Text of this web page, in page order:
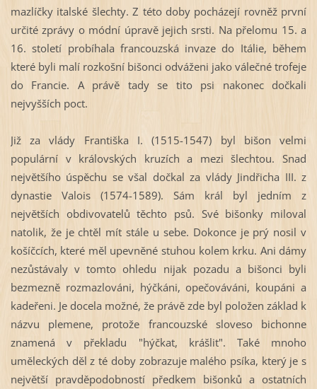
mazlíčky italské šlechty. Z této doby pocházejí rovněž první
určité zprávy o módní úpravě jejich srsti. Na přelomu 15. a
16. století probíhala francouzská invaze do Itálie, během
které byli malí rozkošní bišonci odváženi jako válečné trofeje
do Francie. A právě tady se tito psi nakonec dočkali
nejvyšších poct.
Již za vlády Františka I. (1515-1547) byl bišon velmi
populární v královských kruzích a mezi šlechtou. Snad
největšího úspěchu se všal dočkal za vlády Jindřicha III. z
dynastie Valois (1574-1589). Sám král byl jedním z
největších obdivovatelů těchto psů. Své bišonky miloval
natolik, že je chtěl mít stále u sebe. Dokonce je prý nosil v
košíčcích, které měl upevněné stuhou kolem krku. Ani dámy
nezůstávaly v tomto ohledu nijak pozadu a bišonci byli
bezmezně rozmazlováni, hýčkáni, opečováváni, koupáni a
kadeřeni. Je docela možné, že právě zde byl položen základ k
názvu plemene, protože francouzské sloveso bichonne
znamená v překladu "hýčkat, krášlit". Také mnoho
uměleckých děl z té doby zobrazuje malého psíka, který je s
největší pravděpodobností předkem bišonků a ostatních